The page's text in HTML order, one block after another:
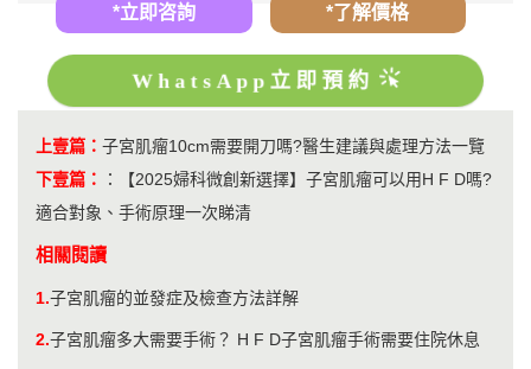
*立即咨詢 *了解價格
WhatsApp立即預約
上壹篇： 子宮肌瘤10cm需要開刀嗎?醫生建議與處理方法一覽
下壹篇：
：
【2025婦科微創新選擇】子宮肌瘤可以用H F D嗎?
適合對象、手術原理一次睇清
相關閱讀
1.子宮肌瘤的並發症及檢查方法詳解
2.子宮肌瘤多大需要手術？ H F D子宮肌瘤手術需要住院休息